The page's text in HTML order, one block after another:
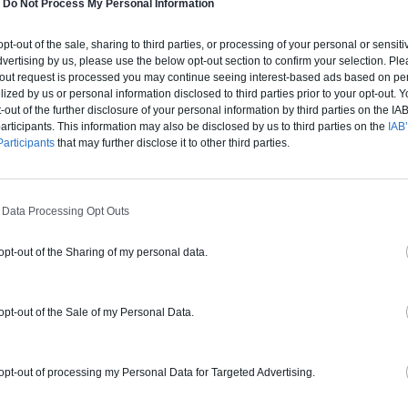
Do Not Process My Personal Information
out of the sale, sharing to third parties, or processing of your personal or
by us, please use the below opt-out section to confirm your selection.
request is processed you may continue seeing interest-based ads based on
by us or personal information disclosed to third parties prior to your opt-out.
of the further disclosure of your personal information by third parties on the
This information may also be disclosed by us to third parties on the
that may further disclose it to other third parties.
Processing Opt Outs
out of the Sharing of my personal data.
out of the Sale of my Personal Data.
out of processing my Personal Data for Targeted Advertising.
tuiles / petits éléments
ce pro. 0800 20 03 20
ce pro. 0800 20 03 20